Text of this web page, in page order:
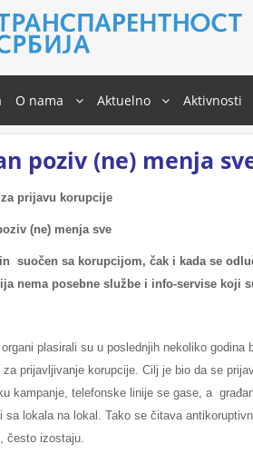
O nama Aktuelno Aktivnosti
poziv (ne) menja
prijavu korupcije
(ne) menja sve
suočen sa korupcijom, čak i kada se
nema posebne službe i info-servise koji
organi plasirali su u poslednjih nekoliko
za prijavljivanje korupcije. Cilj je bio da se
kampanje, telefonske linije se gase, a
sa lokala na lokal. Tako se čitava
često izostaju.